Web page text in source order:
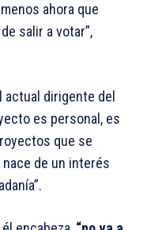
ahora que
salir a votar”,
dirigente del
es personal, es
que se
de un interés